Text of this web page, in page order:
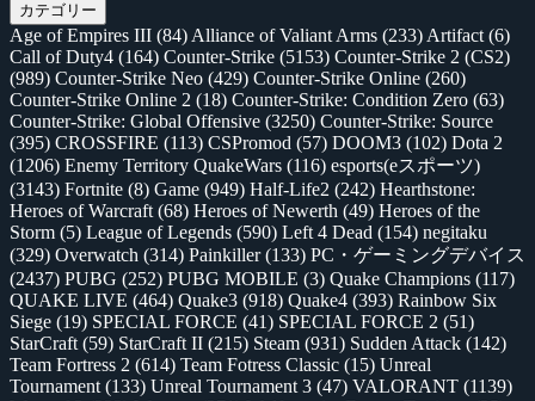
カテゴリー
Age of Empires III (84) Alliance of Valiant Arms (233) Artifact (6)
Call of Duty4 (164) Counter-Strike (5153) Counter-Strike 2 (CS2)
(989) Counter-Strike Neo (429) Counter-Strike Online (260)
Counter-Strike Online 2 (18) Counter-Strike: Condition Zero (63)
Counter-Strike: Global Offensive (3250) Counter-Strike: Source
(395) CROSSFIRE (113) CSPromod (57) DOOM3 (102) Dota 2
(1206) Enemy Territory QuakeWars (116) esports(eスポーツ)
(3143) Fortnite (8) Game (949) Half-Life2 (242) Hearthstone:
Heroes of Warcraft (68) Heroes of Newerth (49) Heroes of the
Storm (5) League of Legends (590) Left 4 Dead (154) negitaku
(329) Overwatch (314) Painkiller(133) PC・ゲーミングデバイス
(2437) PUBG (252) PUBG MOBILE (3) Quake Champions (117)
QUAKE LIVE (464) Quake3 (918) Quake4 (393) Rainbow Six
Siege (19) SPECIAL FORCE (41) SPECIAL FORCE 2 (51)
StarCraft (59) StarCraft II (215) Steam (931) Sudden Attack (142)
Team Fortress 2 (614) Team Fotress Classic (15) Unreal
Tournament (133) Unreal Tournament 3 (47) VALORANT (1139)